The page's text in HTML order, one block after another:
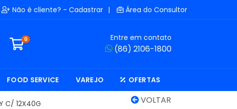
Não é cliente? - Cadastrar | Área do Consultor
0 Entre em contato
(86) 2106-1800
FOOD SERVICE VAREJO OFERTAS
VOLTAR
C/ 12X40G